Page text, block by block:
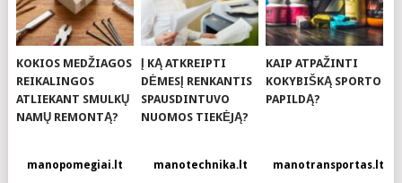
KOKIOS MEDŽIAGOS
REIKALINGOS
ATLIEKANT SMULKŲ
NAMŲ REMONTĄ?
Į KĄ ATKREIPTI
DĖMESĮ RENKANTIS
SPAUSDINTUVO
NUOMOS TIEKĖJĄ?
KAIP ATPAŽINTI
KOKYBIŠKĄ SPORTO
PAPILDĄ?
manopomegiai.lt manotechnika.lt manotransportas.lt